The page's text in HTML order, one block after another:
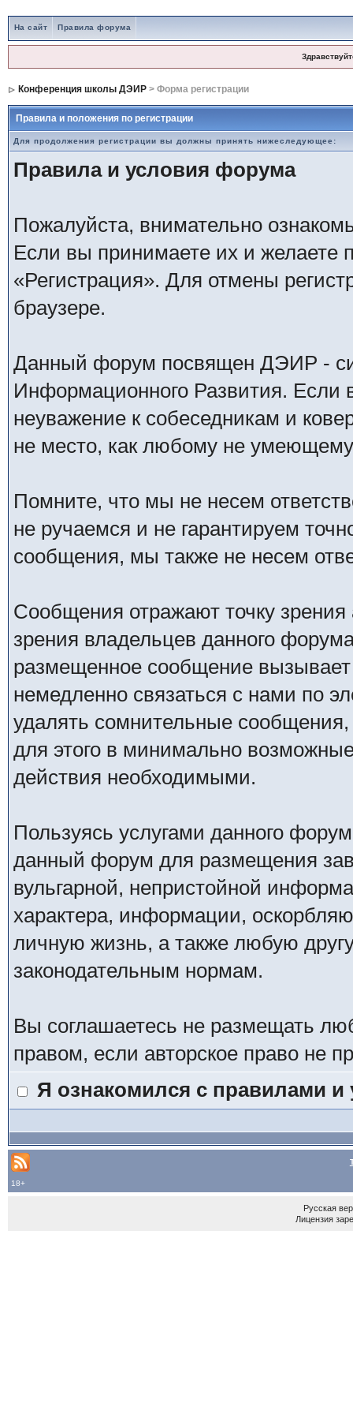
На сайт Правила форума
Конференция школы ДЭИР> Форма регистрации
Правила и положения по регистрации
Для продолжения регистрации вы должны принять нижеследующее:
Правила и условия форума
Пожалуйста, внимательно
Если вы принимаете их и желаете
«Регистрация». Для отмены
браузере.
Данный форум посвящен ДЭИР -
Информационного Развития. Если
неуважение к собеседникам и
не место, как любому не умеющему
Помните, что мы не несем
не ручаемся и не гарантируем
сообщения, мы также не несем
Сообщения отражают точку зрения
зрения владельцев данного
размещенное сообщение
немедленно связаться с нами по
удалять сомнительные
для этого в минимально
действия необходимыми.
Пользуясь услугами данного
данный форум для размещения
вульгарной, непристойной
характера, информации,
личную жизнь, а также любую
законодательным нормам.
Вы соглашаетесь не размещать
правом, если авторское право не
Я ознакомился с правилами
18+
Русская
Лицензия